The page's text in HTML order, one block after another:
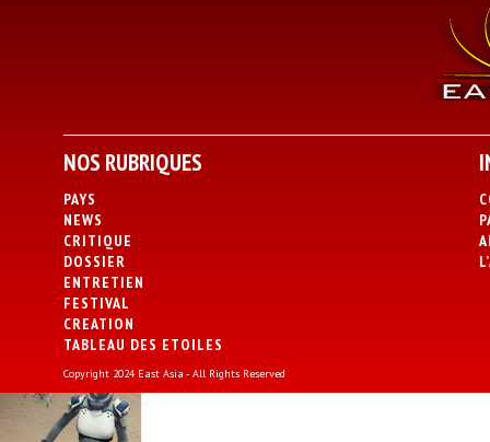
NOS RUBRIQUES
PAYS
NEWS
CRITIQUE
DOSSIER
ENTRETIEN
FESTIVAL
CREATION
TABLEAU DES ETOILES
Copyright 2024 East Asia - All Rights Reserved